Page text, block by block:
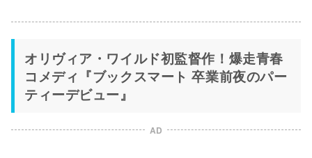
オリヴィア・ワイルド初監督作！爆走青春
コメディ『ブックスマート 卒業前夜のパー
ティーデビュー』
AD